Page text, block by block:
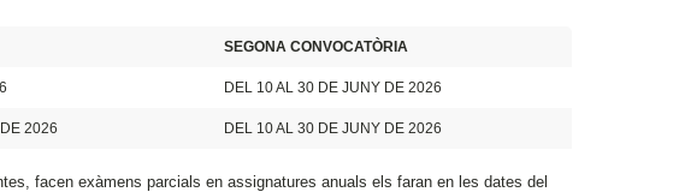
SEGONA CONVOCATÒRIA
DEL 10 AL 30 DE JUNY DE 2026
2026 DEL 10 AL 30 DE JUNY DE 2026
facen exàmens parcials en assignatures anuals els faran en les dates del